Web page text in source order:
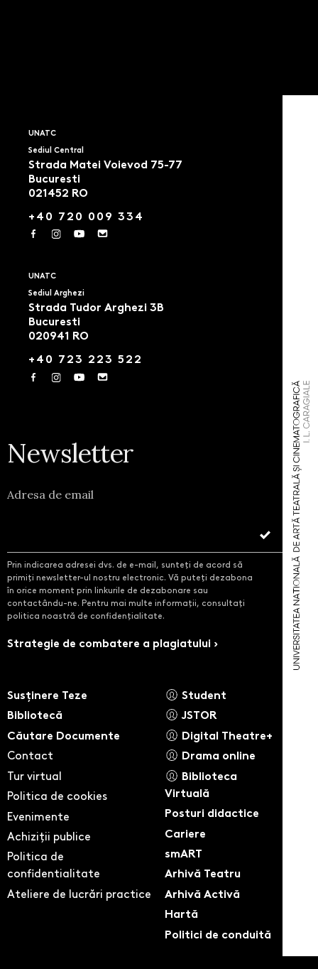
UNATC
Sediul Central
Strada Matei Voievod 75-77
Bucuresti
021452 RO
+40 720 009 334
UNATC
Sediul Arghezi
Strada Tudor Arghezi 3B
Bucuresti
020941 RO
+40 723 223 522
Newsletter
Adresa de email
Prin indicarea adresei dvs. de e-mail, sunteți de acord să
primiți newsletter-ul nostru electronic. Vă puteți dezabona
în orice moment prin linkurile de dezabonare sau
contactându-ne. Pentru mai multe informații, consultați
politica noastră de confidențialitate.
Strategie de combatere a plagiatului ›
Susținere Teze
Bibliotecă
Căutare Documente
Contact
Tur virtual
Politica de cookies
Evenimente
Achiziții publice
Politica de
confidentialitate
Ateliere de lucrări practice
Student
JSTOR
Digital Theatre+
Drama online
Biblioteca
Virtuală
Posturi didactice
Cariere
smART
Arhivă Teatru
Arhivă Activă
Hartă
Politici de conduită